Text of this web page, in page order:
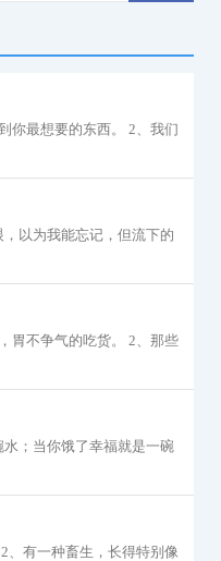
你最想要的东西。 2、我们
以为我能忘记，但流下的
胃不争气的吃货。 2、那些
；当你饿了幸福就是一碗
、有一种畜生，长得特别像